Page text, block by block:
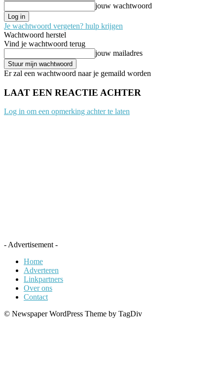
jouw wachtwoord
Je wachtwoord vergeten? hulp krijgen
Wachtwoord herstel
Vind je wachtwoord terug
jouw mailadres
Er zal een wachtwoord naar je gemaild worden
LAAT EEN REACTIE ACHTER
Log in om een opmerking achter te laten
- Advertisement -
Home
Adverteren
Linkpartners
Over ons
Contact
© Newspaper WordPress Theme by TagDiv